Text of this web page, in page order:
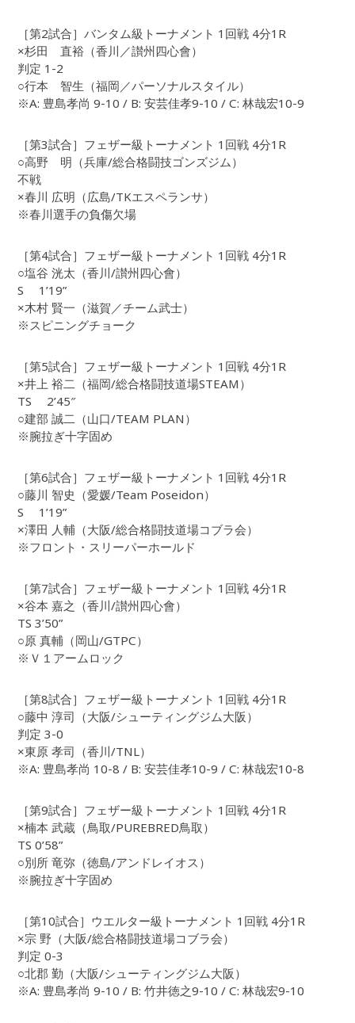
［第2試合］バンタム級トーナメント 1回戦 4分1R
×杉田 直裕（香川／讃州四心會）
判定 1-2
○行本 智生（福岡／パーソナルスタイル）
※A: 豊島孝尚 9-10 / B: 安芸佳孝9-10 / C: 林哉宏10-9
［第3試合］フェザー級トーナメント 1回戦 4分1R
○高野 明（兵庫/総合格闘技ゴンズジム）
不戦
×春川 広明（広島/TKエスペランサ）
※春川選手の負傷欠場
［第4試合］フェザー級トーナメント 1回戦 4分1R
○塩谷 洸太（香川/讃州四心會）
S 1’19”
×木村 賢一（滋賀／チーム武士）
※スピニングチョーク
［第5試合］フェザー級トーナメント 1回戦 4分1R
×井上 裕二（福岡/総合格闘技道場STEAM）
TS 2’45″
○建部 誠二（山口/TEAM PLAN）
※腕拉ぎ十字固め
［第6試合］フェザー級トーナメント 1回戦 4分1R
○藤川 智史（愛媛/Team Poseidon）
S 1’19”
×澤田 人輔（大阪/総合格闘技道場コブラ会）
※フロント・スリーパーホールド
［第7試合］フェザー級トーナメント 1回戦 4分1R
×谷本 嘉之（香川/讃州四心會）
TS 3’50”
○原 真輔（岡山/GTPC）
※Ｖ１アームロック
［第8試合］フェザー級トーナメント 1回戦 4分1R
○藤中 淳司（大阪/シューティングジム大阪）
判定 3-0
×東原 孝司（香川/TNL）
※A: 豊島孝尚 10-8 / B: 安芸佳孝10-9 / C: 林哉宏10-8
［第9試合］フェザー級トーナメント 1回戦 4分1R
×楠本 武蔵（鳥取/PUREBRED鳥取）
TS 0’58”
○別所 竜弥（徳島/アンドレイオス）
※腕拉ぎ十字固め
［第10試合］ウエルター級トーナメント 1回戦 4分1R
×宗 野（大阪/総合格闘技道場コブラ会）
判定 0-3
○北郡 勤（大阪/シューティングジム大阪）
※A: 豊島孝尚 9-10 / B: 竹井徳之9-10 / C: 林哉宏9-10